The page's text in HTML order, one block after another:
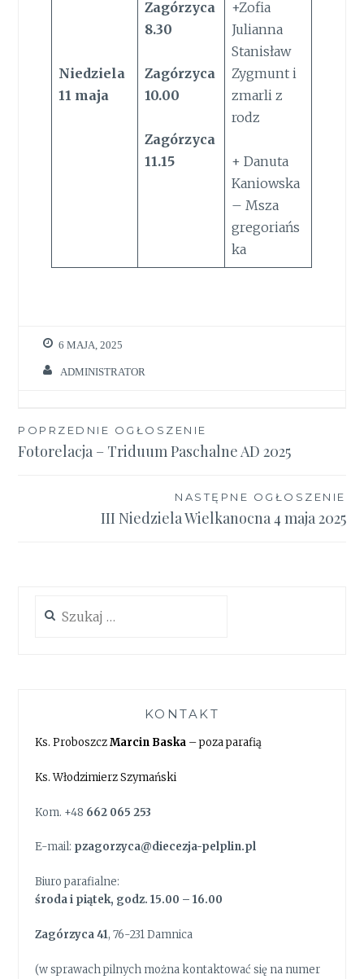
Niedziela
11 maja
Zagórzyca
8.30
Zagórzyca
10.00
Zagórzyca
11.15
+Zofia
Julianna
Stanisław
Zygmunt i
zmarli z
rodz
+ Danuta
Kaniowska
– Msza
gregoriańs
ka
6 MAJA, 2025
ADMINISTRATOR
Nawigacja
wpisu
POPRZEDNIE OGŁOSZENIE
Fotorelacja – Triduum Paschalne AD 2025
NASTĘPNE OGŁOSZENIE
III Niedziela Wielkanocna 4 maja 2025
KONTAKT
Ks. ProboszczMarcin Baska – poza parafią
Ks. Włodzimierz Szymański
Kom. +48 662 065 253
E-mail: pzagorzyca@diecezja-pelplin.pl
Biuro parafialne:
środa i piątek, godz. 15.00 – 16.00
Zagórzyca 41, 76-231 Damnica
(w sprawach pilnych można kontaktować się na numer